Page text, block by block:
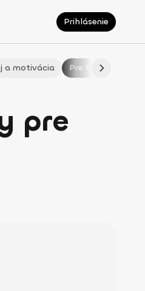
Prihlásenie
a motivácia Pre fitmaminky
pre